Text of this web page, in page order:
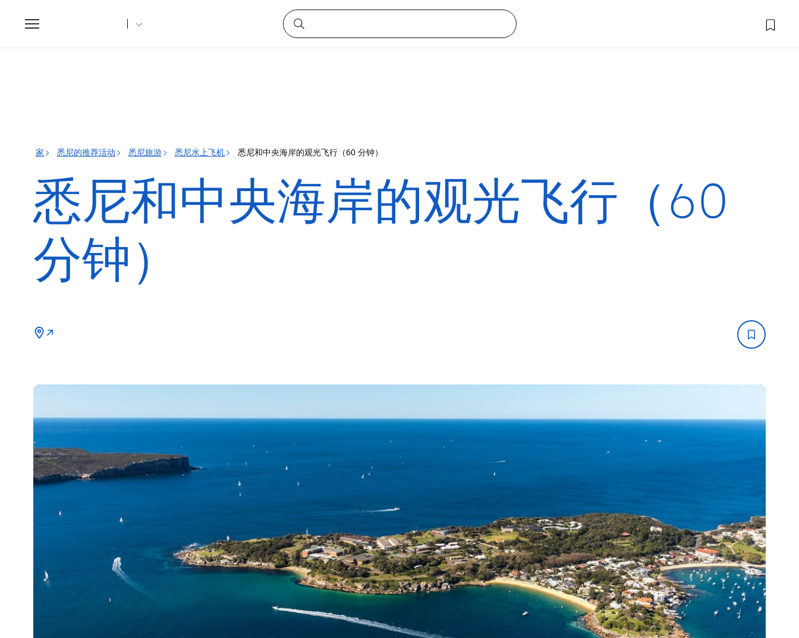
Toggle
navigation
家 悉尼的推荐活动 悉尼旅游 悉尼水上飞机 悉尼和中央海岸的观光飞行（60 分钟）
悉尼和中央海岸的观光飞行（60
分钟）